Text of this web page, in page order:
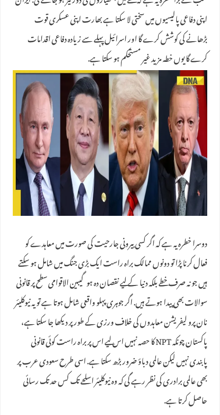
اپنی دفاعی پالیسیوں میں سختی لا سکتا ہے بھارت اپنی عسکری قوت
بڑھانے کی کوشش کرے گا اور اسرائیل پہلے سے زیادہ دفاعی اقدامات
کرے گا یوں خطہ مزید غیر مستحکم ہو سکتا ہے.
دوسرا خطرہ یہ ہے کہ اگر کسی بیرونی جارحیت کی صورت میں معاہدے کو
فعال کرنا پڑا تو دونوں ممالک براہ راست ایک بڑی جنگ میں شامل ہو سکتے
ہیں جو نہ صرف خطے بلکہ دنیا کے لیے نقصان دہ ہوگیبین الاقوامی سطح پر قانونی
سوالات بھی پیدا ہوتے ہیں. اگر جوہری پہلو واقعی شامل ہوتا ہے تو یہ نیوکلیئر
نان پرو لیفریشن معاہدوں کی خلاف ورزی کے طور پر دیکھا جا سکتا ہے،
پاکستان چونکہ NPT کا حصہ نہیں اس لیے اس پر براہ راست کوئی قانونی
پابندی نہیں لیکن عالمی دباؤ ضرور بڑھ سکتا ہے. اسی طرح سعودی عرب پر
بھی عالمی برادری کی نظر رہے گی کہ وہ نیوکلیئر اسلحے تک کس حد تک رسائی
حاصل کرتا ہے.